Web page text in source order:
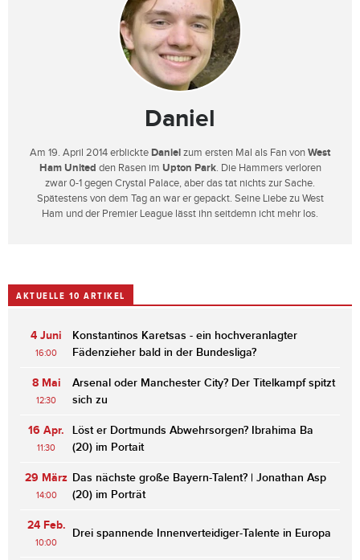
Daniel
Am 19. April 2014 erblickte Danielzum ersten Mal als Fan vonWest
Ham United den Rasen im Upton Park. Die Hammers verloren
zwar 0-1 gegen Crystal Palace, aber das tat nichts zur Sache.
Spätestens von dem Tag an war er gepackt. Seine Liebe zu West
Ham und der Premier League lässt ihn seitdemn icht mehr los.
AKTUELLE 10 ARTIKEL
4 Juni
16:00
Konstantinos Karetsas - ein hochveranlagter
Fädenzieher bald in der Bundesliga?
8 Mai
12:30
Arsenal oder Manchester City? Der Titelkampf spitzt
sich zu
16 Apr.
11:30
Löst er Dortmunds Abwehrsorgen? Ibrahima Ba
(20) im Portait
29 März
14:00
Das nächste große Bayern-Talent? | Jonathan Asp
(20) im Porträt
24 Feb.
10:00
Drei spannende Innenverteidiger-Talente in Europa